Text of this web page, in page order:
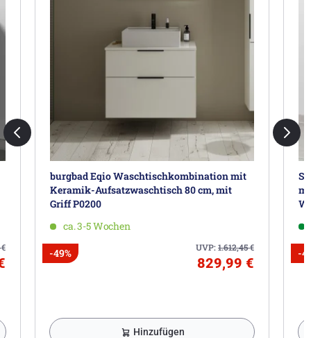
€
burgbad Eqio Waschtischkombination mit
Keramik-Aufsatzwaschtisch 80 cm, mit
Griff P0200
ca. 3-5 Wochen
UVP:1.612,45€
-49%
829,99 €
Hinzufügen
-